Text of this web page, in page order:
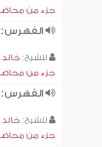
جزء من
للشيخ:
جزء من
الفهرس:
للشيخ:
جزء من